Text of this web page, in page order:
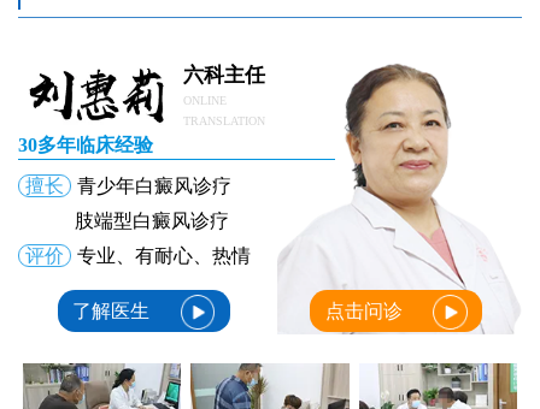
六科主任
ONLINE
TRANSLATION
30多年临床经验
擅长
青少年白癜风诊疗
肢端型白癜风诊疗
评价
专业、有耐心、热情
了解医生 点击问诊